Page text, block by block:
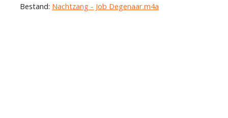
Bestand: Nachtzang - Job Degenaar.m4a